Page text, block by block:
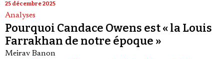
25 décembre 2025
Analyses
Pourquoi Candace Owens est « la Louis
Farrakhan de notre époque »
Meirav Banon